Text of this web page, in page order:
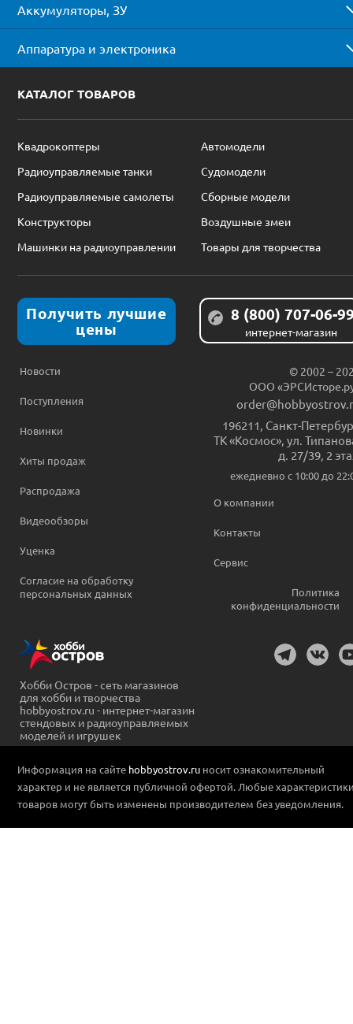
Аккумуляторы, ЗУ
Аппаратура и электроника
КАТАЛОГ ТОВАРОВ
Квадрокоптеры
Автомодели
Радиоуправляемые танки
Судомодели
Радиоуправляемые самолеты
Сборные модели
Конструкторы
Воздушные змеи
Машинки на радиоуправлении
Товары для творчества
Получить лучшие
цены
8 (800) 707-06-
интернет-магазин
Новости
Поступления
Новинки
Хиты продаж
Распродажа
Видеообзоры
Уценка
Согласие на обработку
персональных данных
© 2002 –
ООО
196211 Санкт-
ТК «Космос», ул.
д. 27/39, 2
ежедневно c 10:00 до
О компании
Контакты
Сервис
Политика
конфиденциальности
Хобби Остров - сеть магазинов
для хобби и творчества
hobbyostrov.ru - интернет-магазин
стендовых и радиоуправляемых
моделей и игрушек
Информация на сайте hobbyostrov.ru носит ознакомительный
характер и не является публичной офертой. Любые
товаров могут быть изменены производителем без уведомления.